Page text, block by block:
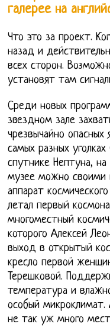
галерее на
Что это за проект.
назад и
всех сторон.
установят там
Среди новых
звездном зале
чрезвычайно опасных
самых разных
спутнике Нептуна,
музее можно своими
аппарат
летал первый
многоместный
которого Алексей
выход в открытый
кресло первой
Терешковой.
температура и
особый
не так уж много